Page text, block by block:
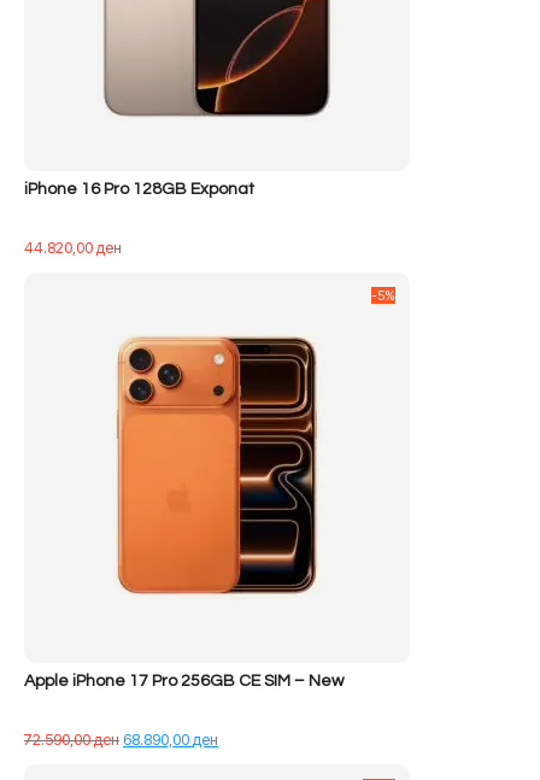
iPhone 16 Pro 128GB Exponat
44.820,00ден
Apple iPhone 17 Pro 256GB CE SIM – New
72.590,00денÇmimi
68.890,00ден
-5%